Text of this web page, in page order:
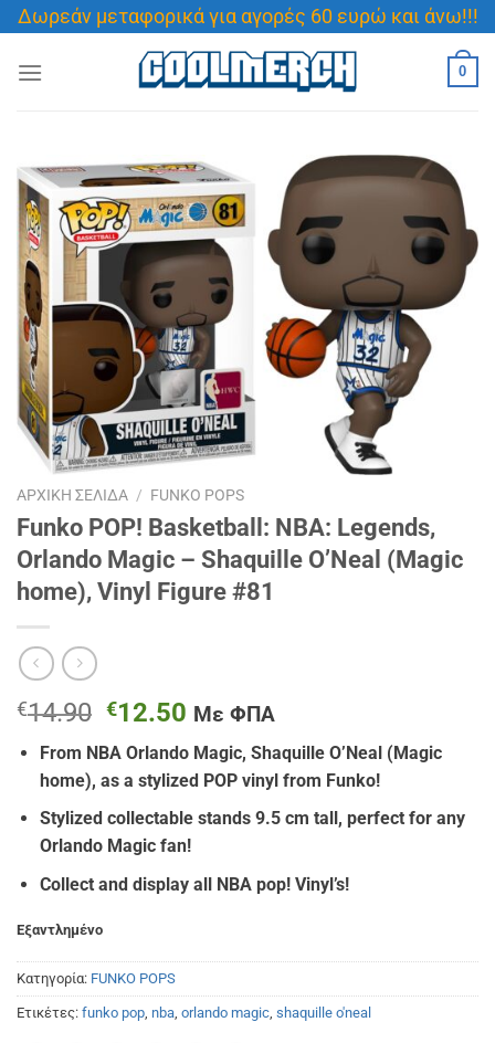
Μετάβαση
στο
περιεχόμενο
Δωρεάν μεταφορικά για αγορές 60 ευρώ και άνω!!!
0
ΑΡΧΙΚΉ ΣΕΛΊΔΑ / FUNKO POPS
Funko POP! Basketball: NBA: Legends,
Orlando Magic – Shaquille O’Neal (Magic
home), Vinyl Figure #81
€14.90 Original
was:
€14.90.
€12.50 Η
τρέχουσα
τιμή
είναι:
€12.50.
Με ΦΠΑ
From NBA Orlando Magic, Shaquille O’Neal (Magic
home), as a stylized POP vinyl from Funko!
Stylized collectable stands 9.5 cm tall, perfect for any
Orlando Magic fan!
Collect and display all NBA pop! Vinyl’s!
Εξαντλημένο
Κατηγορία: FUNKO POPS
Ετικέτες: funko pop nba orlando magic shaquille o'neal